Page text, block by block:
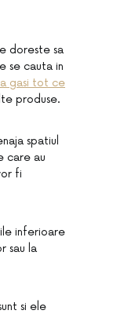
doreste sa
se cauta in
gasi tot ce
produse.
spatiul
care au
fi
inferioare
sau la
si ele